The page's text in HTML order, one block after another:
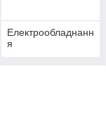
Електрообладнанн
я